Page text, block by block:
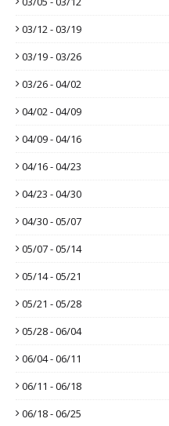
03/12 - 03/19
03/19 - 03/26
03/26 - 04/02
04/02 - 04/09
04/09 - 04/16
04/16 - 04/23
04/23 - 04/30
04/30 - 05/07
05/07 - 05/14
05/14 - 05/21
05/21 - 05/28
05/28 - 06/04
06/04 - 06/11
06/11 - 06/18
06/18 - 06/25